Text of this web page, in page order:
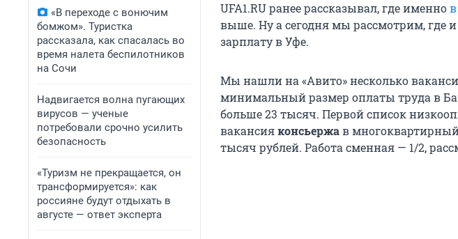
«В переходе с вонючим
бомжом». Туристка
рассказала, как спасалась во
время налета беспилотников
на Сочи
Надвигается волна пугающих
вирусов — ученые
потребовали срочно усилить
безопасность
«Туризм не прекращается, он
трансформируется»: как
россияне будут отдыхать в
августе — ответ эксперта
UFA1.RU ранее рассказывал, где именно
выше. Ну а сегодня мы рассмотрим, где
зарплату в Уфе.
Мы нашли на «Авито» несколько
минимальный размер оплаты труда в
больше 23 тысяч. Первой список
вакансияконсьержав
тысяч рублей. Работа сменная — 1/2,